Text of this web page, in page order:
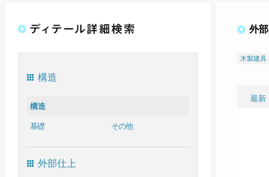
構造
構造
基礎 その他
外部仕上
外
木製建具
最新